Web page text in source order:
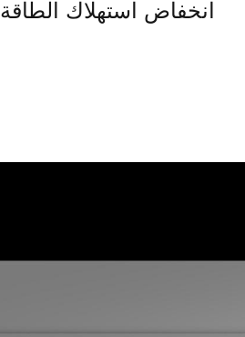
4. انخفاض استهلاك الطاقة